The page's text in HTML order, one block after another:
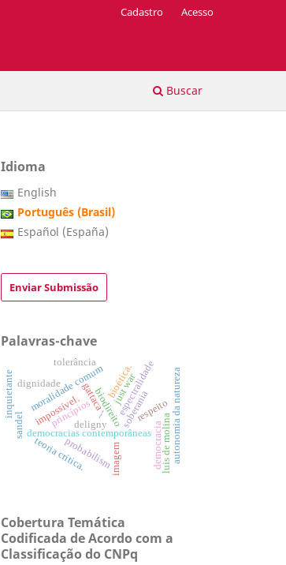
Buscar
Cadastro Acesso
Idioma
English
Português (Brasil)
Español (España)
Enviar Submissão
Palavras-chave
---
gattaca
democracias contemporâneas
moralidade comum
dignidade
princípiosbiodireitoespectralidade
democracia
soberania
sandel
just war
respeito
tolerância
luis de molina
probabilismimagem
deligny
impossível.
teoria crítica.
inquietante autonomia da natureza
bioética.
Cobertura Temática
Codificada de Acordo com a
Classificação do CNPq